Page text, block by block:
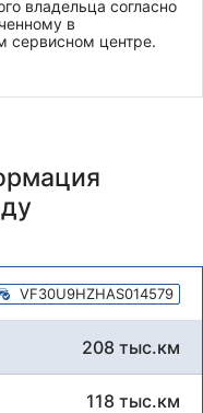
владельца согласно
в
сервисном центре.
VF30U9HZHAS014579
208 тыс.км
118 тыс.км